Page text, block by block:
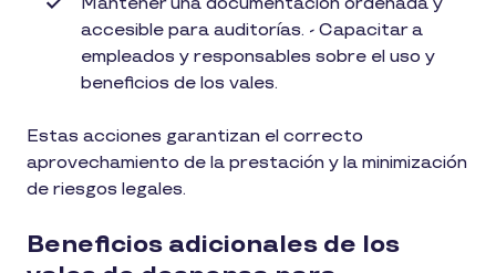
accesible para auditorías. - Capacitar a
empleados y responsables sobre el uso y
beneficios de los vales.
Estas acciones garantizan el correcto
aprovechamiento de la prestación y la minimización
de riesgos legales.
Beneficios adicionales de los